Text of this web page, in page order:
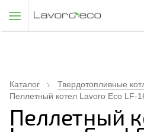
Каталог
Твердотопливные
Пеллетный котел Lavoro Eco LF-
Пеллетный